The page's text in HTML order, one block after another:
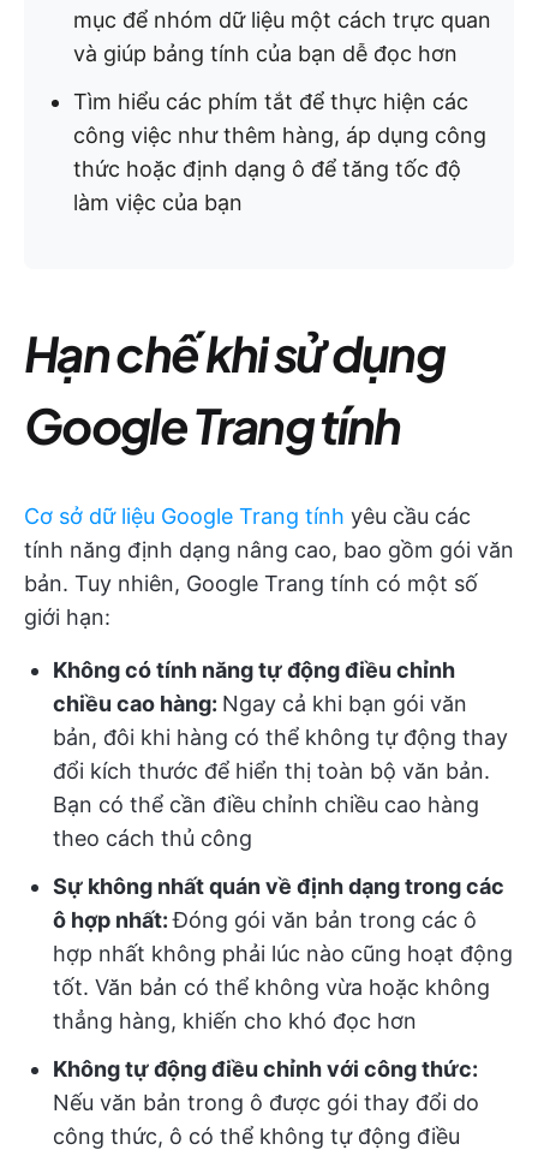
mục để nhóm dữ liệu một cách trực quan
và giúp bảng tính của bạn dễ đọc hơn
Tìm hiểu các phím tắt để thực hiện các
công việc như thêm hàng, áp dụng công
thức hoặc định dạng ô để tăng tốc độ
làm việc của bạn
Hạn chế khi sử dụng
Google Trang tính
Cơ sở dữ liệu Google Trang tính yêu cầu các
tính năng định dạng nâng cao, bao gồm gói văn
bản. Tuy nhiên, Google Trang tính có một số
giới hạn:
Không có tính năng tự động điều chỉnh
chiều cao hàng: Ngay cả khi bạn gói văn
bản, đôi khi hàng có thể không tự động thay
đổi kích thước để hiển thị toàn bộ văn bản.
Bạn có thể cần điều chỉnh chiều cao hàng
theo cách thủ công
Sự không nhất quán về định dạng trong các
ô hợp nhất:Đóng gói văn bản trong các ô
hợp nhất không phải lúc nào cũng hoạt động
tốt. Văn bản có thể không vừa hoặc không
thẳng hàng, khiến cho khó đọc hơn
Không tự động điều chỉnh với công thức:
Nếu văn bản trong ô được gói thay đổi do
công thức, ô có thể không tự động điều